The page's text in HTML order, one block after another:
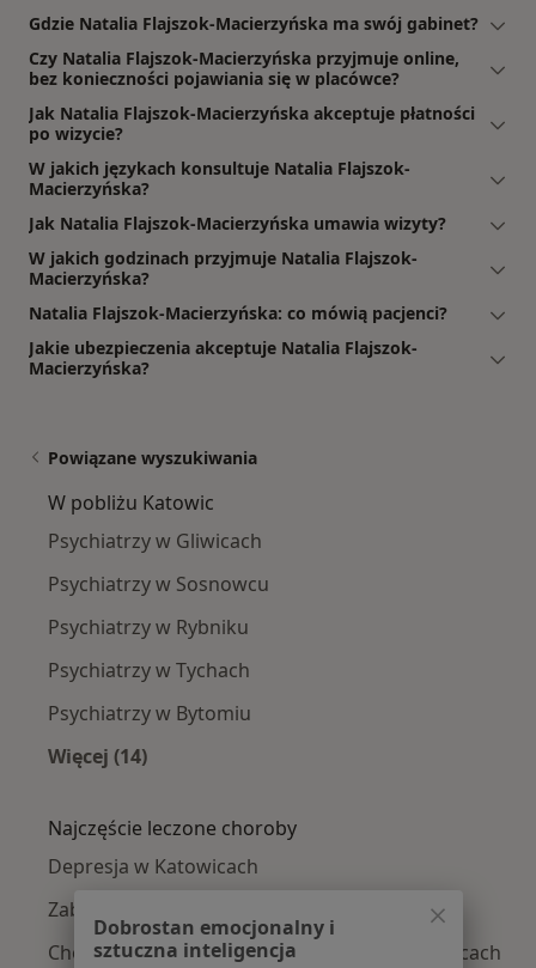
Gdzie Natalia Flajszok-Macierzyńska ma swój gabinet?
Czy Natalia Flajszok-Macierzyńska przyjmuje online,
bez konieczności pojawiania się w placówce?
Jak Natalia Flajszok-Macierzyńska akceptuje płatności
po wizycie?
W jakich językach konsultuje Natalia Flajszok-
Macierzyńska?
Jak Natalia Flajszok-Macierzyńska umawia wizyty?
W jakich godzinach przyjmuje Natalia Flajszok-
Macierzyńska?
Natalia Flajszok-Macierzyńska: co mówią pacjenci?
Jakie ubezpieczenia akceptuje Natalia Flajszok-
Macierzyńska?
Powiązane wyszukiwania
W pobliżu Katowic
Psychiatrzy w Gliwicach
Psychiatrzy w Sosnowcu
Psychiatrzy w Rybniku
Psychiatrzy w Tychach
Psychiatrzy w Bytomiu
Więcej (14)
Najczęście leczone choroby
Depresja w Katowicach
Zaburzenia lękowe w Katowicach
Choroba afektywna dwubiegunowa w Katowicach
Dobrostan emocjonalny i
sztuczna inteligencja